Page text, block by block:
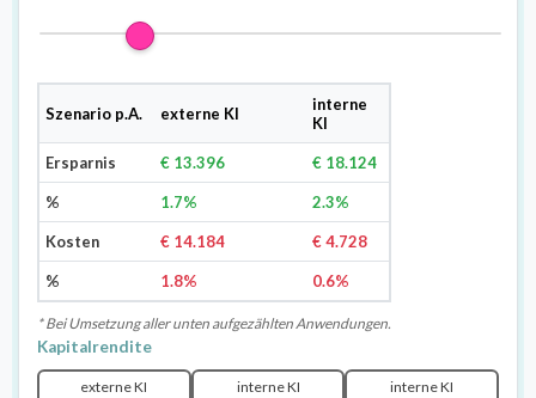
Szenario p.A. externe KI
interne
KI
Ersparnis € 13.396 € 18.124
% 1.7% 2.3%
Kosten € 14.184 € 4.728
% 1.8% 0.6%
* Bei Umsetzung aller unten aufgezählten Anwendungen.
Kapitalrendite
externe KI
interne KI
interne KI